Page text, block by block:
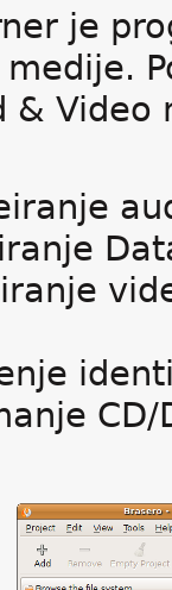
je
medije.
&